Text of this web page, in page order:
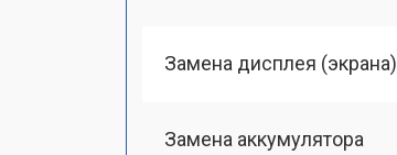
Замена дисплея (экрана)
Замена аккумулятора